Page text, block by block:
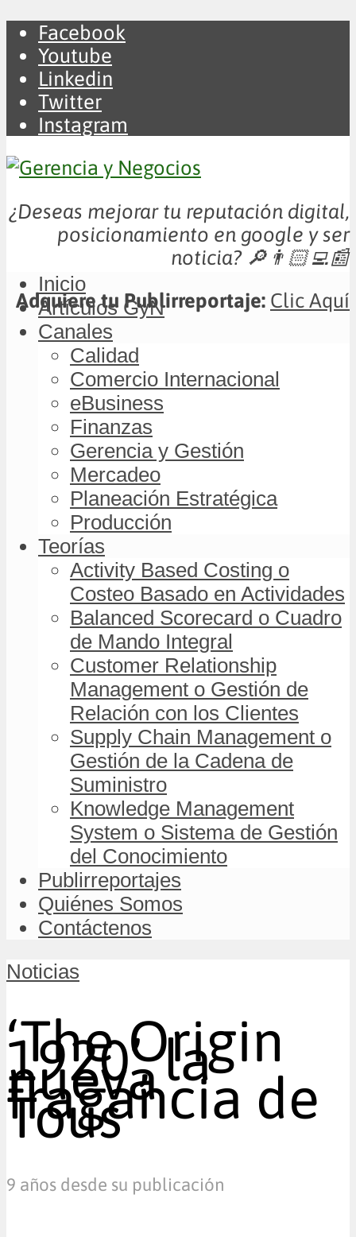
Facebook
Youtube
Linkedin
Twitter
Instagram
¿Deseas mejorar tu reputación digital,
posicionamiento en google y ser
noticia? 🔎👨🏻‍💻📰
Adquiere tu Publirreportaje: Clic Aquí
Inicio
Artículos GyN
Canales
Calidad
Comercio Internacional
eBusiness
Finanzas
Gerencia y Gestión
Mercadeo
Planeación Estratégica
Producción
Teorías
Activity Based Costing o
Costeo Basado en Actividades
Balanced Scorecard o Cuadro
de Mando Integral
Customer Relationship
Management o Gestión de
Relación con los Clientes
Supply Chain Management o
Gestión de la Cadena de
Suministro
Knowledge Management
System o Sistema de Gestión
del Conocimiento
Publirreportajes
Quiénes Somos
Contáctenos
Noticias
‘The Origin
1920’, la
nueva
fragancia de
Tous
9 años desde su publicación